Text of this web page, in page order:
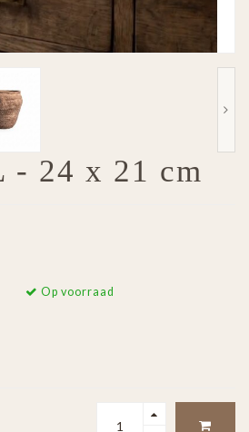
- 24 x 21 cm
Op voorraad